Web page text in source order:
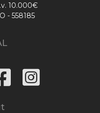
10.000€
- 558185